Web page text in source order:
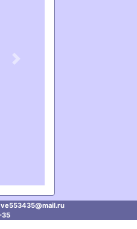
Next
ve553435@mаil.ru